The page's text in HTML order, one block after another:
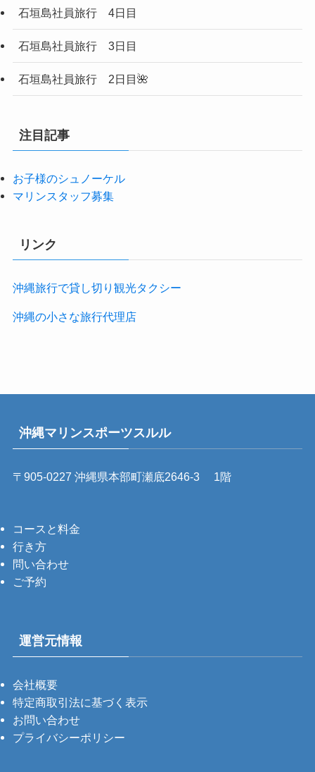
石垣島社員旅行 4日目
石垣島社員旅行 3日目
石垣島社員旅行 2日目🌺
注目記事
お子様のシュノーケル
マリンスタッフ募集
リンク
沖縄旅行で貸し切り観光タクシー
沖縄の小さな旅行代理店
沖縄マリンスポーツスルル
〒905-0227 沖縄県本部町瀬底2646-3 1階
コースと料金
行き方
問い合わせ
ご予約
運営元情報
会社概要
特定商取引法に基づく表示
お問い合わせ
プライバシーポリシー